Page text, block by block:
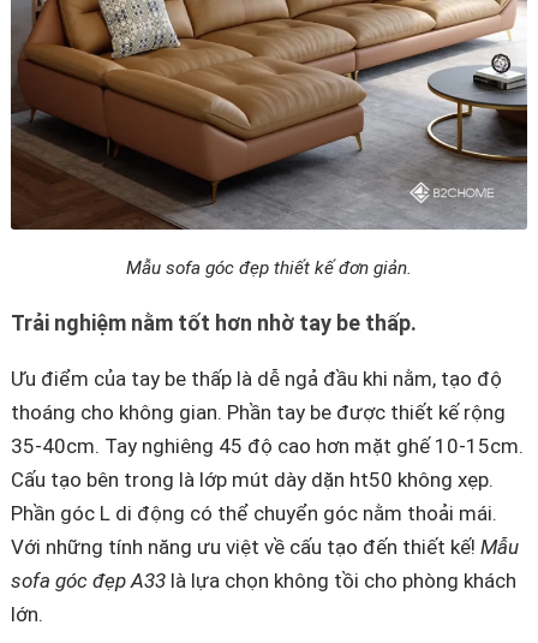
Mẫu sofa góc đẹp thiết kế đơn giản.
Trải nghiệm nằm tốt hơn nhờ tay be thấp.
Ưu điểm của tay be thấp là dễ ngả đầu khi nằm, tạo độ
thoáng cho không gian. Phần tay be được thiết kế rộng
35-40cm. Tay nghiêng 45 độ cao hơn mặt ghế 10-15cm.
Cấu tạo bên trong là lớp mút dày dặn ht50 không xẹp.
Phần góc L di động có thể chuyển góc nằm thoải mái.
Với những tính năng ưu việt về cấu tạo đến thiết kế! Mẫu
sofa góc đẹp A33 là lựa chọn không tồi cho phòng khách
lớn.